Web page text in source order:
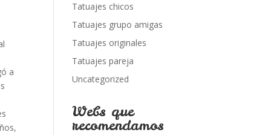
a
Tatuajes chicos
Tatuajes grupo amigas
Tatuajes originales
Tatuajes pareja
Uncategorized
Webs que
recomendamos